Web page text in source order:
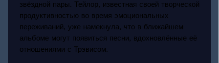
звёздной пары. Тейлор, известная своей творческой
продуктивностью во время эмоциональных
переживаний, уже намекнула, что в ближайшем
альбоме могут появиться песни, вдохновлённые её
отношениями с Трэвисом.